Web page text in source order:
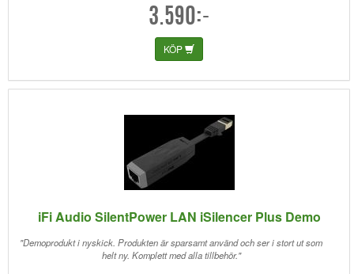
3.590:-
KÖP
iFi Audio SilentPower LAN iSilencer Plus Demo
"Demoprodukt i nyskick. Produkten är sparsamt använd och ser i stort ut som
helt ny. Komplett med alla tillbehör."